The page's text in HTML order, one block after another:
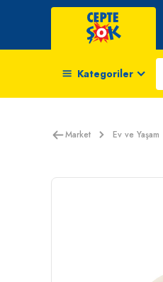
Kategoriler
Market Ev ve Yaşam